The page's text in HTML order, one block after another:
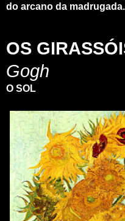
do arcano da
OS
Gogh
O SOL